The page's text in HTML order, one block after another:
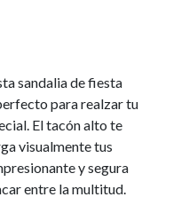
sandalia de fiesta
para realzar tu
El tacón alto te
visualmente tus
y segura
entre la multitud.